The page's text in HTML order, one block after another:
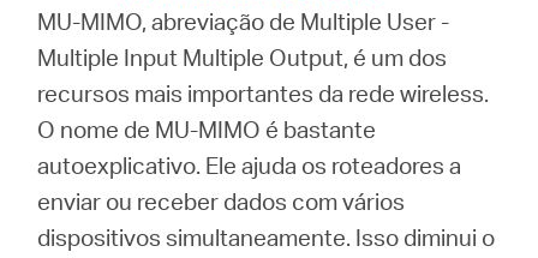
MU-MIMO, abreviação de Multiple User -
Multiple Input Multiple Output, é um dos
recursos mais importantes da rede wireless.
O nome de MU-MIMO é bastante
autoexplicativo. Ele ajuda os roteadores a
enviar ou receber dados com vários
dispositivos simultaneamente. Isso diminui o